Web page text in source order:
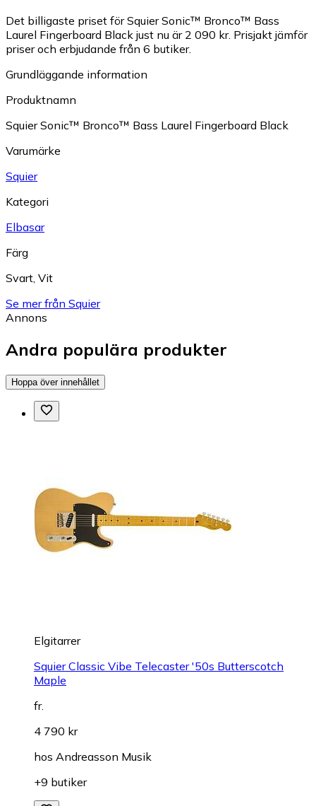
Det billigaste priset för Squier Sonic™ Bronco™ Bass
Laurel Fingerboard Black just nu är 2 090 kr. Prisjakt jämför
priser och erbjudande från 6 butiker.
Grundläggande information
Produktnamn
Squier Sonic™ Bronco™ Bass Laurel Fingerboard Black
Varumärke
Squier
Kategori
Elbasar
Färg
Svart, Vit
Se mer från Squier
Annons
Andra populära produkter
Hoppa över innehållet
Elgitarrer
Squier Classic Vibe Telecaster '50s Butterscotch
Maple
fr.
4 790 kr
hos Andreasson Musik
+9 butiker